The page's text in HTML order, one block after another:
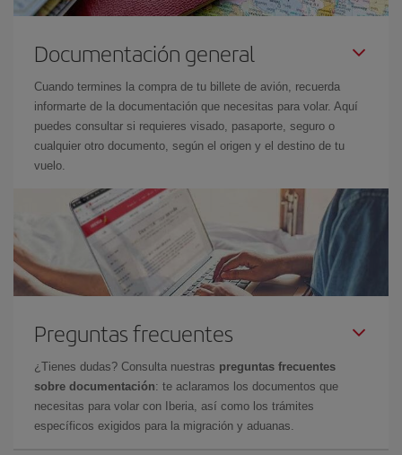
Documentación general
Cuando termines la compra de tu billete de avión, recuerda
informarte de la documentación que necesitas para volar. Aquí
puedes consultar si requieres visado, pasaporte, seguro o
cualquier otro documento, según el origen y el destino de tu
vuelo.
Preguntas frecuentes
¿Tienes dudas? Consulta nuestras preguntas frecuentes
sobre documentación: te aclaramos los documentos que
necesitas para volar con Iberia, así como los trámites
específicos exigidos para la migración y aduanas.